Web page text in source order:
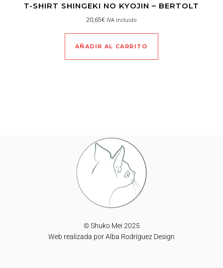
T-SHIRT SHINGEKI NO KYOJIN – BERTOLT
20,65€ IVA incluido
AÑADIR AL CARRITO
© Shuko Mei 2025
Web realizada porAlba Rodríguez Design